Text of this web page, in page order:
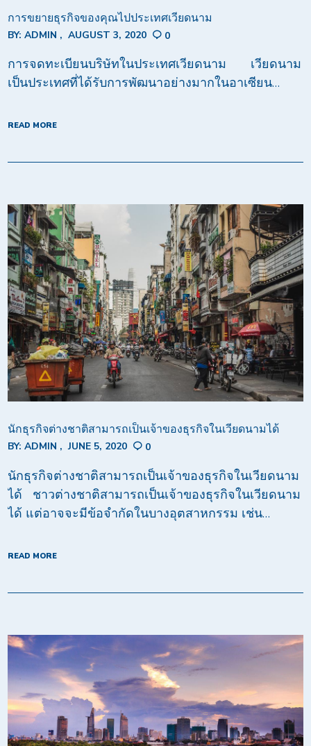
การขยายธุรกิจของคุณไปประเทศเวียดนาม
BY:ADMIN AUGUST 3, 2020 0
การจดทะเบียนบริษัทในประเทศเวียดนาม เวียดนาม
เป็นประเทศที่ได้รับการพัฒนาอย่างมากในอาเซียน…
READ MORE
นักธุรกิจต่างชาติสามารถเป็นเจ้าของธุรกิจในเวียดนามได้
BY:ADMIN JUNE 5, 2020 0
นักธุรกิจต่างชาติสามารถเป็นเจ้าของธุรกิจในเวียดนาม
ได้ ชาวต่างชาติสามารถเป็นเจ้าของธุรกิจในเวียดนาม
ได้ แต่อาจจะมีข้อจำกัดในบางอุตสาหกรรม เช่น…
READ MORE